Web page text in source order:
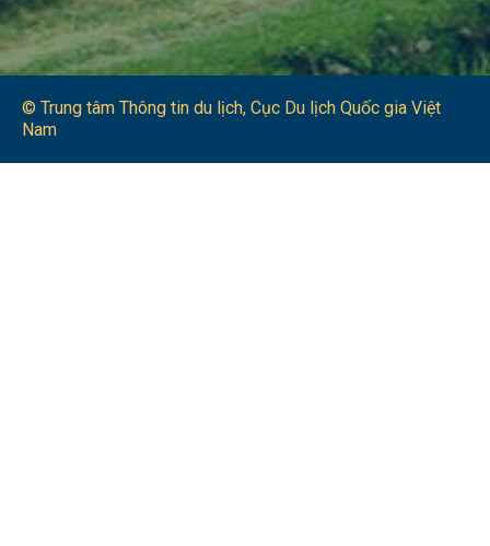
© Trung tâm Thông tin du lịch​, Cục Du lịch Quốc gia Việt
Nam